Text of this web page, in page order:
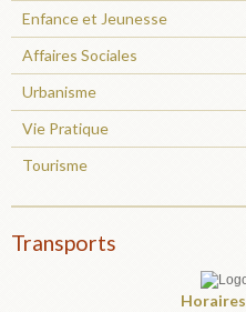
Enfance et Jeunesse
Affaires Sociales
Urbanisme
Vie Pratique
Tourisme
Transports
Horaires